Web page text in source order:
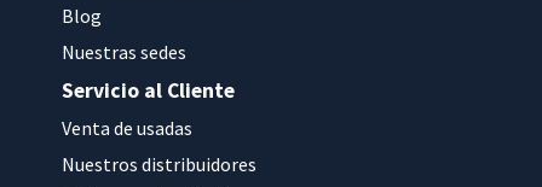
Blog
Nuestras sedes
Servicio al Cliente
Venta de usadas
Nuestros distribuidores